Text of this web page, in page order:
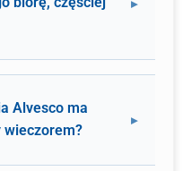
Alvesco ma
wieczorem?